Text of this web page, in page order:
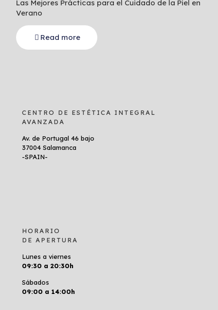
Las Mejores Prácticas para el Cuidado de la Piel en
Verano
Read more
CENTRO DE ESTÉTICA INTEGRAL
AVANZADA
Av. de Portugal 46 bajo
37004 Salamanca
-SPAIN-
HORARIO
DE APERTURA
Lunes a viernes
09:30 a 20:30h
Sábados
09:00 a 14:00h